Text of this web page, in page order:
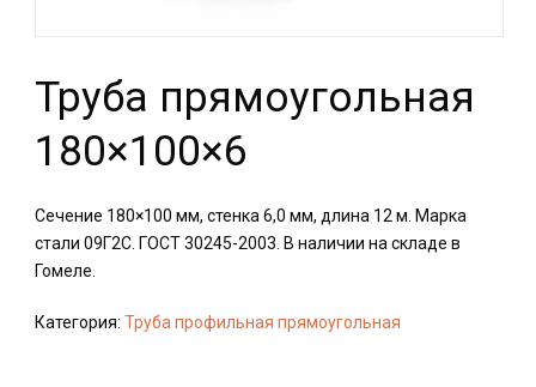
Труба прямоугольная
180×100×6
Сечение 180×100 мм, стенка 6,0 мм, длина 12 м. Марка
стали 09Г2С. ГОСТ 30245-2003. В наличии на складе в
Гомеле.
Категория: Труба профильная прямоугольная